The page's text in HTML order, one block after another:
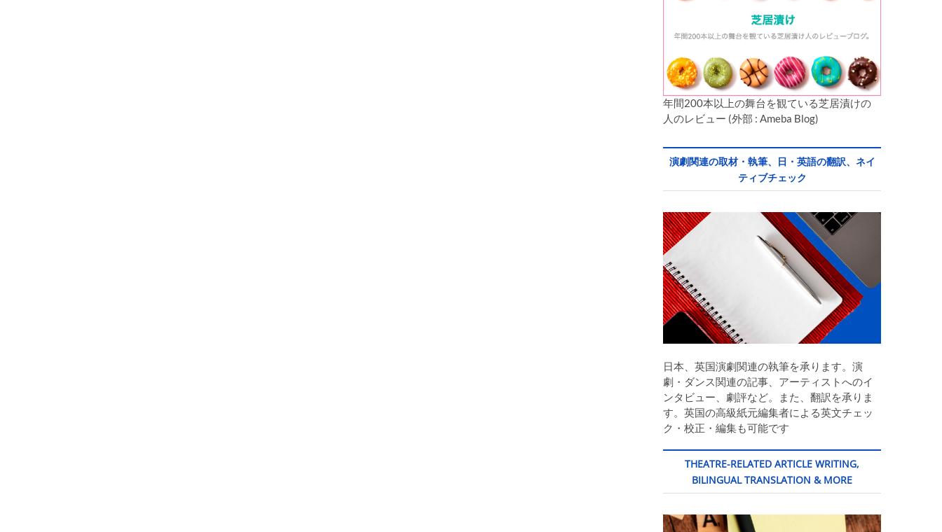
年間200本以上の舞台を観ている芝居漬けの
人のレビュー (外部 : Ameba Blog)
演劇関連の取材・執筆、日・英語の翻訳、ネイ
ティブチェック
日本、英国演劇関連の執筆を承ります。演
劇・ダンス関連の記事、アーティストへのイ
ンタビュー、劇評など。また、翻訳を承りま
す。英国の高級紙元編集者による英文チェッ
ク・校正・編集も可能です
THEATRE-RELATED ARTICLE WRITING,
BILINGUAL TRANSLATION & MORE